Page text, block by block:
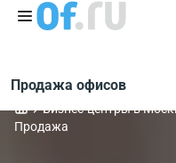
Продажа офисов
Бизнес-центры в
Продажа